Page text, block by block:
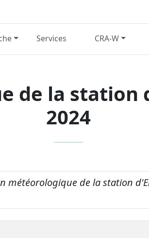
Services CRA-W
de la station
2024
météorologique de la station